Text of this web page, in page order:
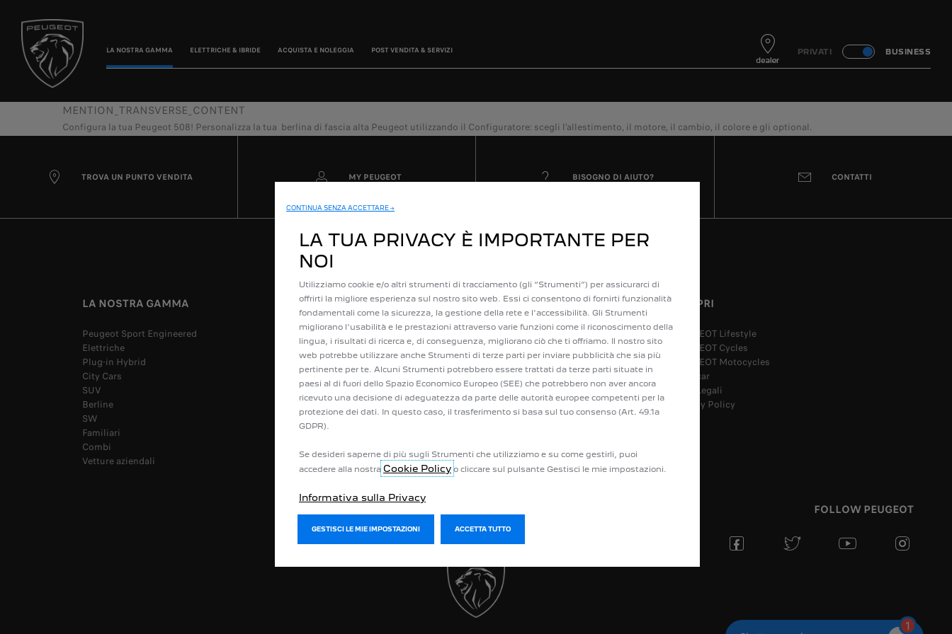
PRIVATI BUSINESS
LA NOSTRA GAMMA ELETTRICHE & IBRIDE ACQUISTA E NOLEGGIA POST VENDITA & SERVIZI
MENTION_TRANSVERSE_CONTENT
Configura la tua Peugeot 508! Personalizza la tua berlina di fascia alta Peugeot utilizzando il Configuratore: scegli l'allestimento, il motore, il cambio, il colore e gli optional.
TROVA UN PUNTO VENDITA MY PEUGEOT BISOGNO DI AIUTO? CONTATTI
LA NOSTRA GAMMA
Peugeot Sport Engineered
Elettriche
Plug-in Hybrid
City Cars
SUV
Berline
SW
Familiari
Combi
Vetture aziendali
LINK UTILI
Scegli la tua Peugeot online
Valuta il tuo usato
Configura il tuo veicolo
Richiedi un preventivo
Prenota un test drive
Certificato di conformità
Ricarica
Autonomia
POST VENDITA
Prenota un appuntamento online
Richiedi un preventivo per la manutenzione
PEUGEOT Assistance
PEUGEOT Service Store
Accessori
SCOPRI
PEUGEOT Lifestyle
PEUGEOT Cycles
PEUGEOT Motocycles
Spoticar
Note Legali
Privacy Policy
FOLLOW PEUGEOT
CONTINUA SENZA ACCETTARE →
LA TUA PRIVACY È IMPORTANTE PER
NOI
Utilizziamo cookie e/o altri strumenti di tracciamento (gli “Strumenti”) per assicurarci di
offrirti la migliore esperienza sul nostro sito web. Essi ci consentono di fornirti funzionalità
fondamentali come la sicurezza, la gestione della rete e l'accessibilità. Gli Strumenti
migliorano l'usabilità e le prestazioni attraverso varie funzioni come il riconoscimento della
lingua, i risultati di ricerca e, di conseguenza, migliorano ciò che ti offriamo. Il nostro sito
web potrebbe utilizzare anche Strumenti di terze parti per inviare pubblicità che sia più
pertinente per te. Alcuni Strumenti potrebbero essere trattati da terze parti situate in
paesi al di fuori dello Spazio Economico Europeo (SEE) che potrebbero non aver ancora
ricevuto una decisione di adeguatezza da parte delle autorità europee competenti per la
protezione dei dati. In questo caso, il trasferimento si basa sul tuo consenso (Art. 49.1a
GDPR).
Se desideri saperne di più sugli Strumenti che utilizziamo e su come gestirli, puoi
accedere alla nostra Cookie Policy o cliccare sul pulsante Gestisci le mie impostazioni.
Informativa sulla Privacy
GESTISCI LE MIE IMPOSTAZIONI ACCETTA TUTTO
1